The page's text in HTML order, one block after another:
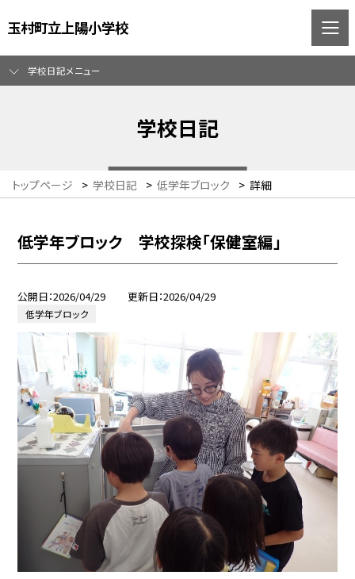
玉村町立上陽小学校
学校日記メニュー
学校日記
トップページ > 学校日記 > 低学年ブロック > 詳細
低学年ブロック 学校探検「保健室編」
公開日 2026/04/29 更新日 2026/04/29
低学年ブロック